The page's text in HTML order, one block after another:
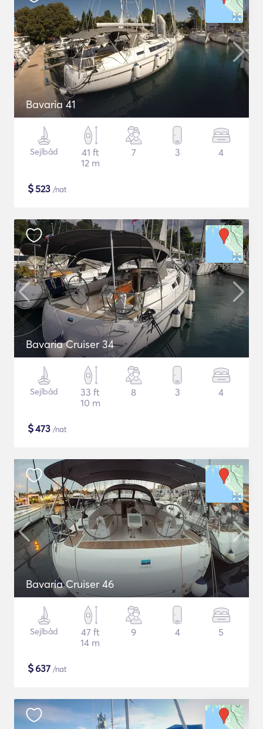
Bavaria 41
Sejlbåd
41 ft
12 m
7 3 4
$523 /nat
Bavaria Cruiser 34
Sejlbåd
33 ft
10 m
8 3 4
$473 /nat
Bavaria Cruiser 46
Sejlbåd
47 ft
14 m
9 4 5
$637 /nat